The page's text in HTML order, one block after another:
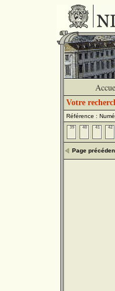
Votre
Référence :
39 40 41 42
Page